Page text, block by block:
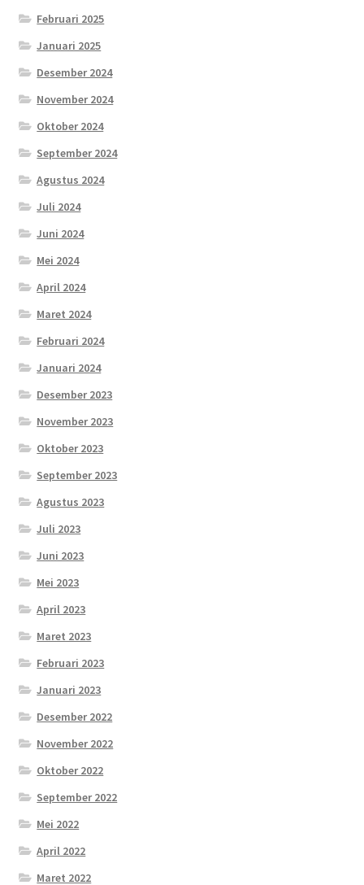
Februari 2025
Januari 2025
Desember 2024
November 2024
Oktober 2024
September 2024
Agustus 2024
Juli 2024
Juni 2024
Mei 2024
April 2024
Maret 2024
Februari 2024
Januari 2024
Desember 2023
November 2023
Oktober 2023
September 2023
Agustus 2023
Juli 2023
Juni 2023
Mei 2023
April 2023
Maret 2023
Februari 2023
Januari 2023
Desember 2022
November 2022
Oktober 2022
September 2022
Mei 2022
April 2022
Maret 2022